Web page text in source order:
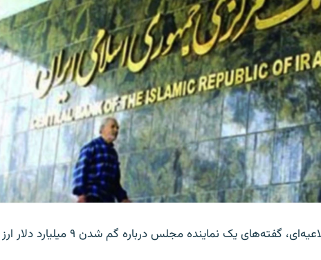
بانک مرکزی ایران روز جمعه با انتشار اطلاعیه‌ای، گفته‌های یک نماینده مجلس درباره گم شدن ۹ میلیارد دلار ارز